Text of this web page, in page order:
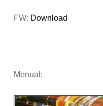
FW: Download
Menual: